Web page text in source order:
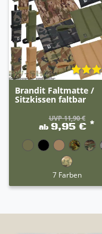
Brandit Faltmatte /
Sitzkissen faltbar
UVP 11,90 €
ab 9,95 € *
7 Farben